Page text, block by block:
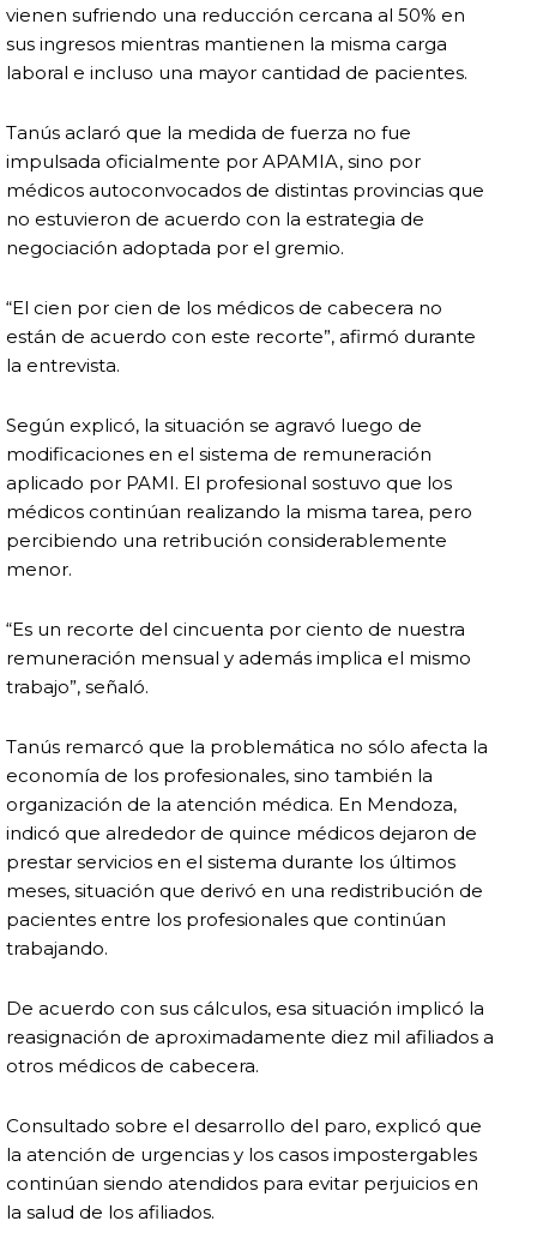
vienen sufriendo una reducción cercana al 50% en
sus ingresos mientras mantienen la misma carga
laboral e incluso una mayor cantidad de pacientes.
Tanús aclaró que la medida de fuerza no fue
impulsada oficialmente por APAMIA, sino por
médicos autoconvocados de distintas provincias que
no estuvieron de acuerdo con la estrategia de
negociación adoptada por el gremio.
“El cien por cien de los médicos de cabecera no
están de acuerdo con este recorte”, afirmó durante
la entrevista.
Según explicó, la situación se agravó luego de
modificaciones en el sistema de remuneración
aplicado por PAMI. El profesional sostuvo que los
médicos continúan realizando la misma tarea, pero
percibiendo una retribución considerablemente
menor.
“Es un recorte del cincuenta por ciento de nuestra
remuneración mensual y además implica el mismo
trabajo”, señaló.
Tanús remarcó que la problemática no sólo afecta la
economía de los profesionales, sino también la
organización de la atención médica. En Mendoza,
indicó que alrededor de quince médicos dejaron de
prestar servicios en el sistema durante los últimos
meses, situación que derivó en una redistribución de
pacientes entre los profesionales que continúan
trabajando.
De acuerdo con sus cálculos, esa situación implicó la
reasignación de aproximadamente diez mil afiliados a
otros médicos de cabecera.
Consultado sobre el desarrollo del paro, explicó que
la atención de urgencias y los casos impostergables
continúan siendo atendidos para evitar perjuicios en
la salud de los afiliados.